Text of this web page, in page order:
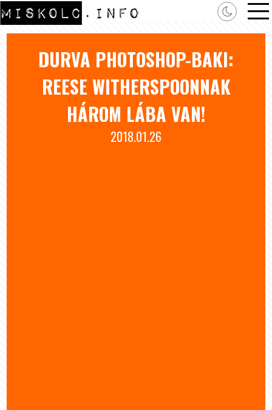
DURVA PHOTOSHOP-BAKI:
REESE WITHERSPOONNAK
HÁROM LÁBA VAN!
2018.01.26